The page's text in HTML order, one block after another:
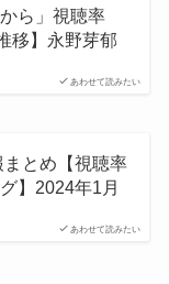
あわせて読みたい
ら」視聴率
移】永野芽郁
あわせて読みたい
とめ【視聴率
】2024年1月